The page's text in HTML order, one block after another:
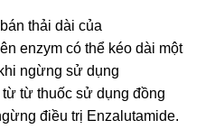
thải dài của
enzym có thể kéo dài một
ngừng sử dụng
từ thuốc sử dụng đồng
điều trị Enzalutamide.